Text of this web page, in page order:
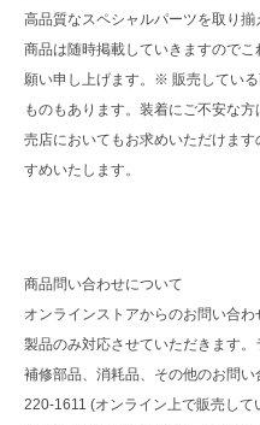
高品質なスペシャルパーツを取り揃
商品は随時掲載していきますので
願い申し上げます。※ 販売してい
ものもあります。装着にご不安な
売店においてもお求めいただけま
すめいたします。
商品問い合わせについて
オンラインストアからのお問い合
製品のみ対応させていただきます。
補修部品、消耗品、その他のお問
220-1611 (オンライン上で販売して